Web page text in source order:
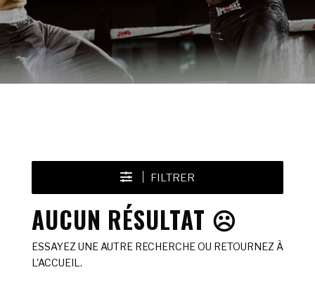
FILTRER
AUCUN RÉSULTAT ☹️
ESSAYEZ UNE AUTRE RECHERCHE OU RETOURNEZ À
L'ACCUEIL.